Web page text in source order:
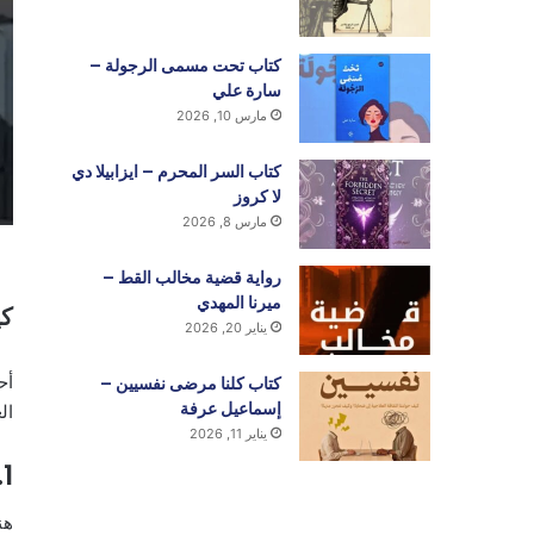
1. توقعات لم نتحدث عنها
كتاب تحت مسمى الرجولة –
سارة علي
مارس 10, 2026
كتاب السر المحرم – ايزابيلا دي
لا كروز
مارس 8, 2026
رواية قضية مخالب القط –
ميرنا المهدي
يناير 20, 2026
كتاب كلنا مرضى نفسيين –
إسماعيل عرفة
يناير 11, 2026